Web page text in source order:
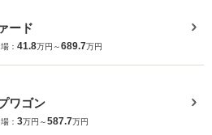
ード
： 41.8万円～689.7万円
ワゴン
： 3万円～587.7万円